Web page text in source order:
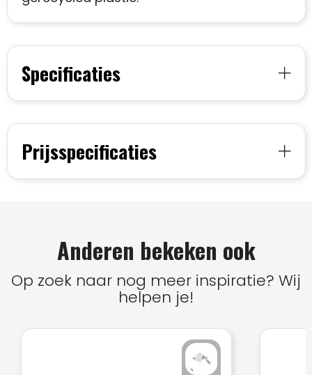
Specificaties
Prijsspecificaties
Anderen bekeken ook
Op zoek naar nog meer inspiratie? Wij
helpen je!